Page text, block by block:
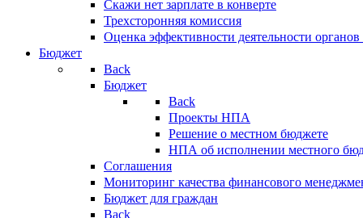
Скажи нет зарплате в конверте
Трехсторонняя комиссия
Оценка эффективности деятельности
Бюджет
Back
Бюджет
Back
Проекты НПА
Решение о местном бюджете
НПА об исполнении местного
Соглашения
Мониторинг качества финансового
Бюджет для граждан
Back